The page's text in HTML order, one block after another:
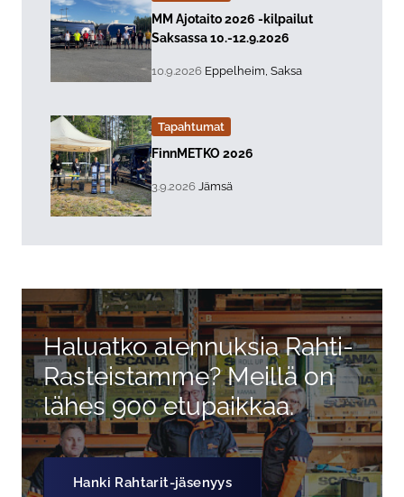
Lue lisää about event "
MM Ajotaito 2026 -kilpailut
Saksassa 10.-12.9.2026
, Tapahtuman päiväys:
10.9.2026 Sijainti:
Eppelheim, Saksa
Tapahtumat
Lue lisää about event "
FinnMETKO 2026
, Tapahtuman päiväys:
3.9.2026 Sijainti:
Jämsä
Haluatko alennuksia Rahti-
Rasteistamme? Meillä on
lähes 900 etupaikkaa.
Hanki Rahtarit-jäsenyys